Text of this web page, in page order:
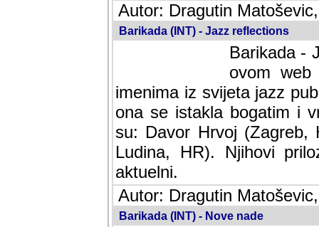
Autor: Dragutin
Barikada (INT) - Jazz reflections
Barikada -
ovom web
imenima iz svijeta jazz
ona se istakla bogatim i
su: Davor Hrvoj (Zagreb,
Ludina, HR). Njihovi
aktuelni.
Autor: Dragutin
Barikada (INT) - Nove nade